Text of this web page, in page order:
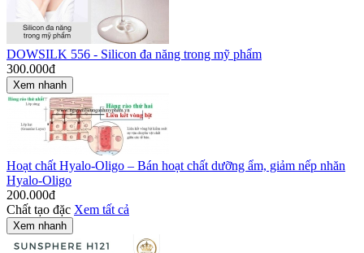
DOWSILK 556 - Silicon đa năng trong mỹ phẩm
300.000đ
Xem nhanh
Hoạt chất Hyalo-Oligo – Bán hoạt chất dưỡng ẩm, giảm nếp nhăn
Hyalo-Oligo
200.000đ
Chất tạo đặc Xem tất cả
Xem nhanh